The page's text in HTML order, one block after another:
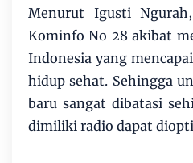
Menurut Igusti
Kominfo No 28 akibat
Indonesia yang
hidup sehat. Sehingga
baru sangat dibatasi
dimiliki radio dapat